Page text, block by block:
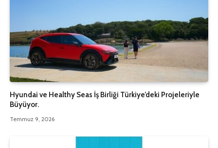
Hyundai ve Healthy Seas İş Birliği Türkiye’deki Projeleriyle
Büyüyor.
Temmuz 9, 2026